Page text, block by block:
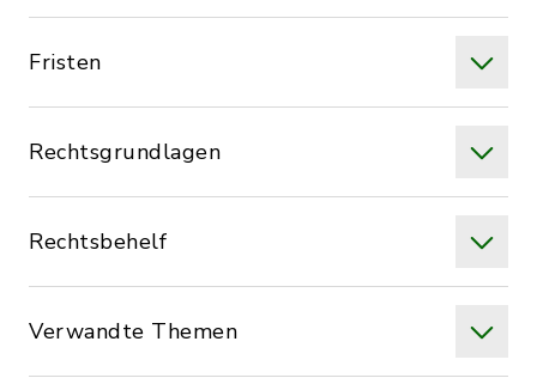
Fristen
Rechtsgrundlagen
Rechtsbehelf
Verwandte Themen